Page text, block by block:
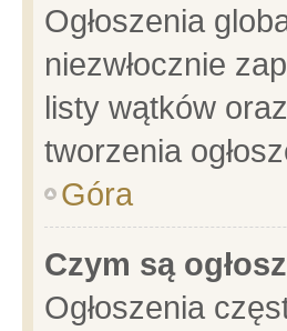
Ogłoszenia
niezwłocznie
listy wątków
tworzenia
Góra
Czym są
Ogłoszenia